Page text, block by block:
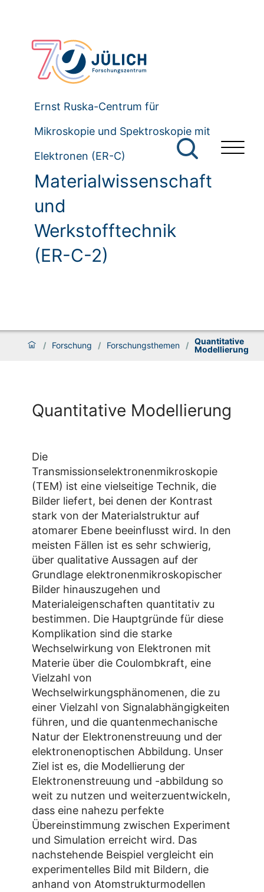
Ernst Ruska-Centrum für
Mikroskopie und Spektroskopie mit
Elektronen (ER-C)
Materialwissenschaft
und
Werkstofftechnik
(ER-C-2)
/ Forschung / Forschungsthemen / Quantitative
Modellierung
Quantitative Modellierung
Die
Transmissionselektronenmikroskopie
(TEM) ist eine vielseitige Technik, die
Bilder liefert, bei denen der Kontrast
stark von der Materialstruktur auf
atomarer Ebene beeinflusst wird. In den
meisten Fällen ist es sehr schwierig,
über qualitative Aussagen auf der
Grundlage elektronenmikroskopischer
Bilder hinauszugehen und
Materialeigenschaften quantitativ zu
bestimmen. Die Hauptgründe für diese
Komplikation sind die starke
Wechselwirkung von Elektronen mit
Materie über die Coulombkraft, eine
Vielzahl von
Wechselwirkungsphänomenen, die zu
einer Vielzahl von Signalabhängigkeiten
führen, und die quantenmechanische
Natur der Elektronenstreuung und der
elektronenoptischen Abbildung. Unser
Ziel ist es, die Modellierung der
Elektronenstreuung und -abbildung so
weit zu nutzen und weiterzuentwickeln,
dass eine nahezu perfekte
Übereinstimmung zwischen Experiment
und Simulation erreicht wird. Das
nachstehende Beispiel vergleicht ein
experimentelles Bild mit Bildern, die
anhand von Atomstrukturmodellen